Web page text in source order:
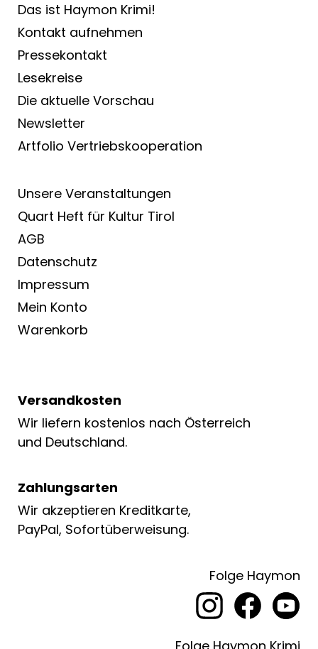
Das ist Haymon Krimi!
Kontakt aufnehmen
Pressekontakt
Lesekreise
Die aktuelle Vorschau
Newsletter
Artfolio Vertriebs­kooperation
Unsere Veranstaltungen
Quart Heft für Kultur Tirol
AGB
Datenschutz
Impressum
Mein Konto
Warenkorb
Versandkosten
Wir liefern kostenlos nach Österreich
und Deutschland.
Zahlungsarten
Wir akzeptieren Kreditkarte,
PayPal, Sofortüberweisung.
Folge Haymon